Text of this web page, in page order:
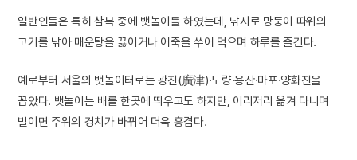
일반인들은 특히 삼복 중에 뱃놀이를 하였는데, 낚시로 망둥이 따위의
고기를 낚아 매운탕을 끓이거나 어죽을 쑤어 먹으며 하루를 즐긴다.
예로부터 서울의 뱃놀이터로는 광진(廣津)·노량·용산·마포·양화진을
꼽았다. 뱃놀이는 배를 한곳에 띄우고도 하지만, 이리저리 옮겨 다니며
벌이면 주위의 경치가 바뀌어 더욱 흥겹다.